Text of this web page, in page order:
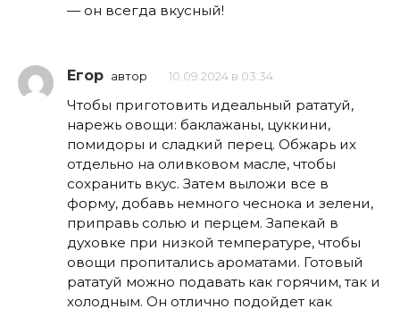
— он всегда вкусный!
Егор автор 10.09.2024 в 03:34
Чтобы приготовить идеальный рататуй,
нарежь овощи: баклажаны, цуккини,
помидоры и сладкий перец. Обжарь их
отдельно на оливковом масле, чтобы
сохранить вкус. Затем выложи все в
форму, добавь немного чеснока и зелени,
приправь солью и перцем. Запекай в
духовке при низкой температуре, чтобы
овощи пропитались ароматами. Готовый
рататуй можно подавать как горячим, так и
холодным. Он отлично подойдет как